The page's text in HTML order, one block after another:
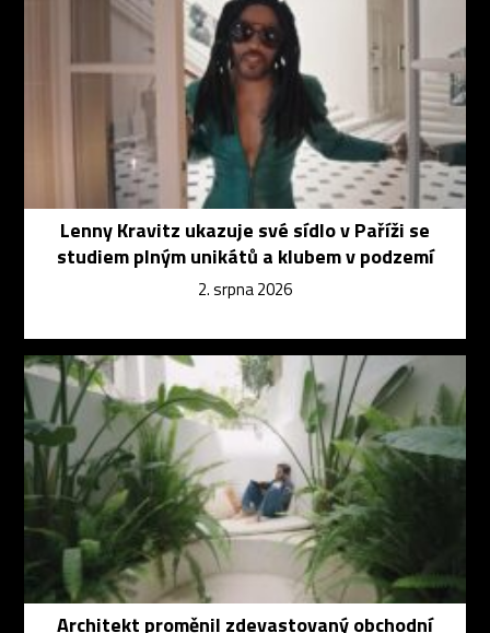
Lenny Kravitz ukazuje své sídlo v Paříži se
studiem plným unikátů a klubem v podzemí
2. srpna 2026
Architekt proměnil zdevastovaný obchodní